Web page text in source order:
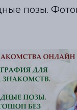
позы.